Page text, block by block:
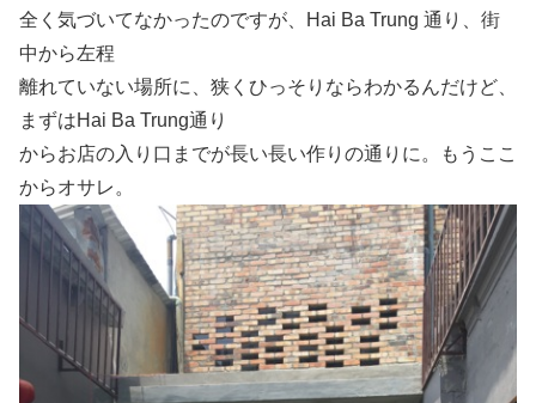
全く気づいてなかったのですが、Hai Ba Trung 通り、街
中から左程
離れていない場所に、狭くひっそりならわかるんだけど、
まずはHai Ba Trung通り
からお店の入り口までが長い長い作りの通りに。もうここ
からオサレ。